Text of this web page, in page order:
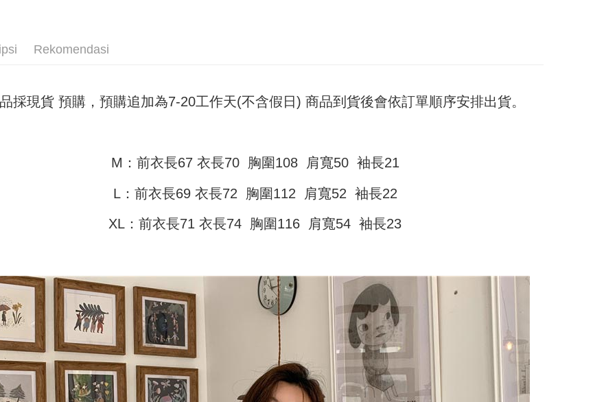
pembayaran disahkan.
dibuat, atau jika permohonan gagal dalam proses semakan, pesanan
akan dibatalkan secara automatik. Jika permohonan gagal pada
tidak dipenuhi; butiran penilaian khusus tidak akan didedahkan.
berasingan dan tidak termasuk dalam bil telekom anda. SMS peringatan
pembayaran akan dihantar selepas kitaran bil bulanan.
Selepas mengakses bil melalui pautan dalam SMS, anda boleh
menyelesaikan pembayaran anda melalui salah satu saluran berikut:
kod bar kedai serbaneka, kedai runcit Taiwan Mobile, pemindahan bank,
JKOPay, atau iPASS MONEY.
[Nota Penting]
4. Setelah pesanan disahkan, anda akan menerima SMS pembayaran
dalam talian dengan SMS pembayaran atau pemberitahuan tolak
Sila ambil perhatian bahawa tempoh pembayaran adalah 14 hari. Walau
dan mendaftar sebagai ahli AFTEE boleh menikmati tempoh
ditambah dengan bilangan hari yang boleh dilanjutkan oleh AFTEE.
Anda boleh melanjutkan tempoh pembayaran anda sebelum anda
menerima pesanan. Walau bagaimanapun, tiada jaminan bahawa anda
boleh menerima pesanan anda semasa tempoh pembayaran (cth.:
produk prapesanan atau produk yang mungkin mengambil masa yang
lebih lama untuk dihantar). Oleh itu, anda dikehendaki membuat
pembayaran kepada AFTEE dalam tempoh sama ada anda menerima
pesanan.
Kedua, Sekatan Pembayaran
1. Jumlah yang diperakui untuk pengguna kali pertama boleh sehingga
全家取貨付款
NT$45/pesanan
NT$45/pesanan
NT$45/pesanan | Penghantaran percuma untuk pesanan
NT$499 atau lebih
NT$499 atau lebih
宅配
NT$70/pesanan | Penghantaran percuma untuk pesanan
NT$499 atau lebih
Rekomendasi
採現貨 預購，預購追加為7-20工作天(不含假日) 商品到貨後會依訂單順序安排出貨。
M：前衣長67 衣長70 胸圍108 肩寬50 袖長21
L：前衣長69 衣長72 胸圍112 肩寬52 袖長22
XL：前衣長71 衣長74 胸圍116 肩寬54 袖長23